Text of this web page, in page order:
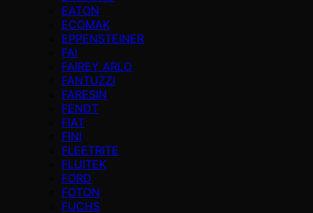
EATON
ECOMAK
EPPENSTEINER
FAI
FAIREY ARLO
FANTUZZI
FARESIN
FENDT
FIAT
FINI
FLEETRITE
FLUITEK
FORD
FOTON
FUCHS